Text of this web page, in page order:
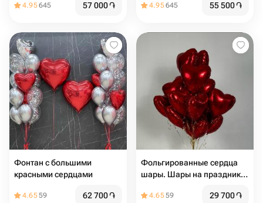
4.95645 57 000֏ 4.95645 55 500֏
Фонтан с большими
красными сердцами
4.6559 62 700֏
Фольгированные сердца
шары. Шары на праздник.
Подарок на мероприятие.
4.6559 29 700֏